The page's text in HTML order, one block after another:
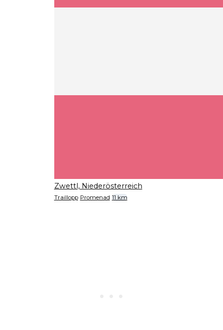
Zwettl, Niederösterreich
Traillopp Promenad 11 km